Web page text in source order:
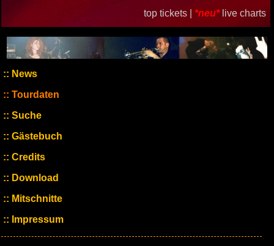
top tickets | *neu* live charts
News
Tourdaten
Suche
Gästebuch
Credits
Download
Mitschnitte
Impressum